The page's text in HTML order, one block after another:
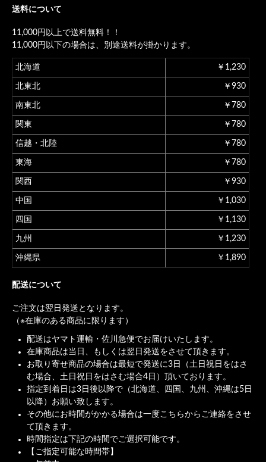
送料について
11,000円以上で送料無料！！
11,000円以下の場合は、別途送料が掛かります。
北海道 ￥1,230
北東北 ￥930
南東北 ￥780
関東 ￥780
信越・北陸 ￥780
東海 ￥780
関西 ￥930
中国 ￥1,030
四国 ￥1,130
九州 ￥1,230
沖縄県 ￥1,890
配送について
ご注文は翌日発送となります。
（※在庫のある商品に限ります）
配送はヤマト運輸・佐川急便でお届けいたします。
在庫商品は当日、もしくは翌日発送をさせて頂きます。
お取り寄せ商品の場合は最短で発送に3日（土日祝日をはさ
む場合、土日祝日をはさむ場合4日）頂いております。
指定到着日は3日後以降で（北海道、四国、九州、沖縄は5日
以降）お願い致します。
その他にお時間がかかる場合は一度こちらからご連絡をさせ
て頂きます。
時間指定は下記の時間でご選択可能です。
【ご指定可能な時間帯】